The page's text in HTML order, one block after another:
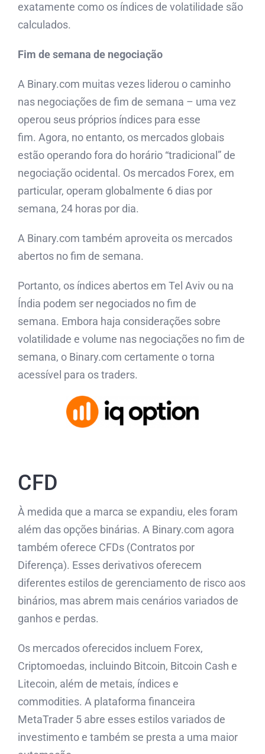
exatamente como os índices de volatilidade são
calculados.
Fim de semana de negociação
A Binary.com muitas vezes liderou o caminho
nas negociações de fim de semana – uma vez
operou seus próprios índices para esse
fim. Agora, no entanto, os mercados globais
estão operando fora do horário “tradicional” de
negociação ocidental. Os mercados Forex, em
particular, operam globalmente 6 dias por
semana, 24 horas por dia.
A Binary.com também aproveita os mercados
abertos no fim de semana.
Portanto, os índices abertos em Tel Aviv ou na
Índia podem ser negociados no fim de
semana. Embora haja considerações sobre
volatilidade e volume nas negociações no fim de
semana, o Binary.com certamente o torna
acessível para os traders.
CFD
À medida que a marca se expandiu, eles foram
além das opções binárias. A Binary.com agora
também oferece CFDs (Contratos por
Diferença). Esses derivativos oferecem
diferentes estilos de gerenciamento de risco aos
binários, mas abrem mais cenários variados de
ganhos e perdas.
Os mercados oferecidos incluem Forex,
Criptomoedas, incluindo Bitcoin, Bitcoin Cash e
Litecoin, além de metais, índices e
commodities. A plataforma financeira
MetaTrader 5 abre esses estilos variados de
investimento e também se presta a uma maior